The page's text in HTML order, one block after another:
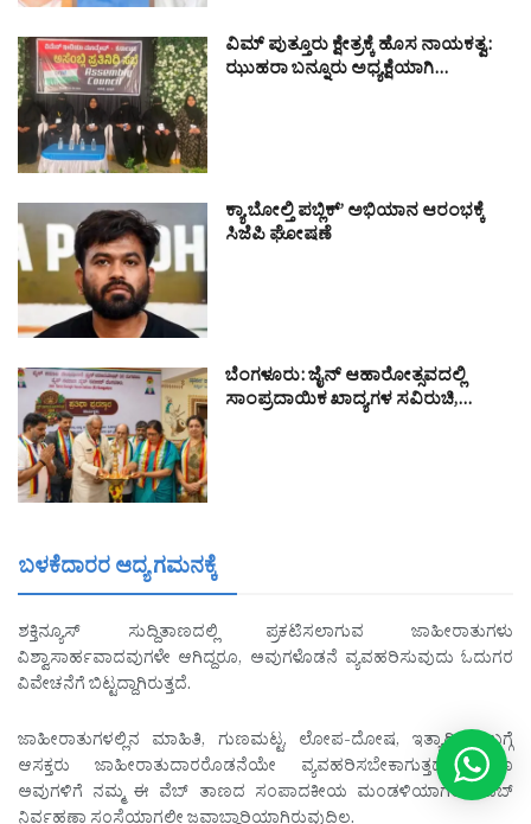
ವಿಮ್ ಪುತ್ತೂರು ಕ್ಷೇತ್ರಕ್ಕೆ ಹೊಸ ನಾಯಕತ್ವ:
ಝುಹರಾ ಬನ್ನೂರು ಅಧ್ಯಕ್ಷೆಯಾಗಿ…
ಕ್ಯಾ ಬೋಲ್ತಿ ಪಬ್ಲಿಕ್’ ಅಭಿಯಾನ ಆರಂಭಕ್ಕೆ
ಸಿಜೆಪಿ ಘೋಷಣೆ
ಬೆಂಗಳೂರು: ಜೈನ್ ಆಹಾರೋತ್ಸವದಲ್ಲಿ
ಸಾಂಪ್ರದಾಯಿಕ ಖಾದ್ಯಗಳ ಸವಿರುಚಿ,…
ಬಳಕೆದಾರರ ಆದ್ಯ ಗಮನಕ್ಕೆ
ಶಕ್ತಿನ್ಯೂಸ್ ಸುದ್ದಿತಾಣದಲ್ಲಿ ಪ್ರಕಟಿಸಲಾಗುವ ಜಾಹೀರಾತುಗಳು
ವಿಶ್ವಾಸಾರ್ಹವಾದವುಗಳೇ ಆಗಿದ್ದರೂ, ಅವುಗಳೊಡನೆ ವ್ಯವಹರಿಸುವುದು ಓದುಗರ
ವಿವೇಚನೆಗೆ ಬಿಟ್ಟದ್ದಾಗಿರುತ್ತದೆ.
ಜಾಹೀರಾತುಗಳಲ್ಲಿನ ಮಾಹಿತಿ, ಗುಣಮಟ್ಟ, ಲೋಪ-ದೋಷ, ಇತ್ಯಾದಿಗಳ ಬಗ್ಗೆ
ಆಸಕ್ತರು ಜಾಹೀರಾತುದಾರರೊಡನೆಯೇ ವ್ಯವಹರಿಸಬೇಕಾಗುತ್ತದೆ ಹಾಗೂ
ಅವುಗಳಿಗೆ ನಮ್ಮ ಈ ವೆಬ್ ತಾಣದ ಸಂಪಾದಕೀಯ ಮಂಡಳಿಯಾಗಲೀ, ವೆಬ್